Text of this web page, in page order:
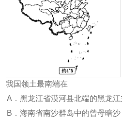
我国领土最南端在
A．黑龙江省漠河县北端的黑龙
B．海南省南沙群岛中的曾母暗沙